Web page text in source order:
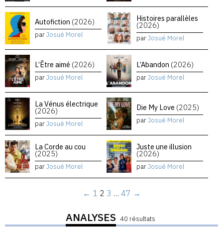
Autofiction (2026)
parJosué Morel
Histoires parallèles
(2026)
parJosué Morel
L’Être aimé (2026)
parJosué Morel
L’Abandon (2026)
parJosué Morel
La Vénus électrique
(2026)
parJosué Morel
Die My Love (2025)
parJosué Morel
La Corde au cou
(2025)
parJosué Morel
Juste une illusion
(2026)
parJosué Morel
← 1 2 3 … 47 →
ANALYSES 40 résultats